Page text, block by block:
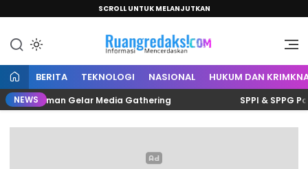
SCROLL UNTUK MELANJUTKAN
Ruang Redaksi
Informasi Mencerdaskan
BERITA TEKNOLOGI NASIONAL HUKUM DAN
NEWS Gelar Media Gathering SPPI & SPPG